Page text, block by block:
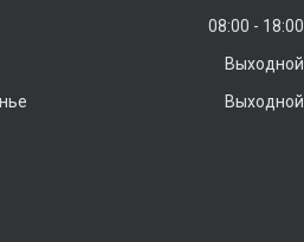
08:00
18:00
Выходной
Выходной